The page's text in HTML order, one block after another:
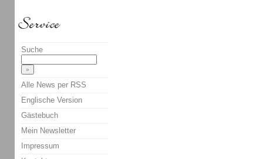
Suche
Alle News per RSS
Englische Version
Gästebuch
Mein Newsletter
Impressum